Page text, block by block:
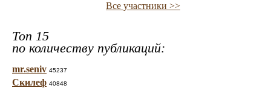
Все участники >>
Топ 15
по количеству публикаций:
mr.seniv 45237
Скилеф 40848